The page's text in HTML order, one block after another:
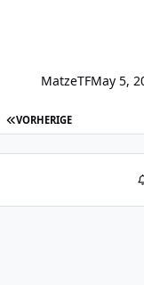
MatzeTFMay 5,
ERSTE SEITE
VORHERIGE